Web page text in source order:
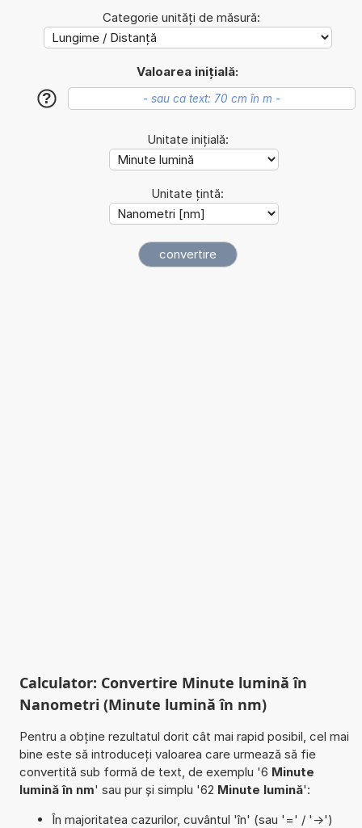
Categorie unități de măsură:
Valoarea inițială:
?
Unitate inițială:
Unitate țintă:
Calculator: Convertire Minute lumină în
Nanometri (Minute lumină în nm)
Pentru a obține rezultatul dorit cât mai rapid posibil, cel mai
bine este să introduceți valoarea care urmează să fie
convertită sub formă de text, de exemplu '6 Minute
lumină în nm' sau pur și simplu '62 Minute lumină':
În majoritatea cazurilor, cuvântul 'în' (sau '=' / '->')